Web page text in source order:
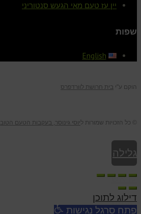
יין עז טעם מאי הגעש סנטוריני
שפות
English
הוקם ע"י בית חרושת לוורדפרס
© כל הזכויות שמורות ליוסי גינוסר, בעקבות הטעם הטוב
גלילה
לראש
העמוד
דילוג לתוכן
פתח סרגל נגישות